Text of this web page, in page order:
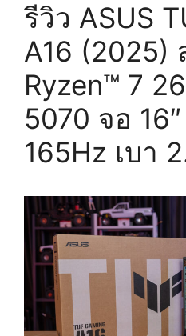
ออน
Radeon
8060S
14.5″
@165Hz
1.48
โล
รีวิว ASUS
A16 (2025)
Ryzen™ 7
5070 จอ
165Hz เบา